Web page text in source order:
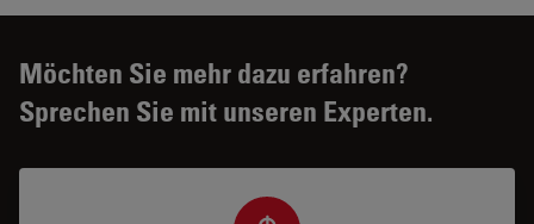
Möchten Sie mehr dazu erfahren?
Sprechen Sie mit unseren Experten.